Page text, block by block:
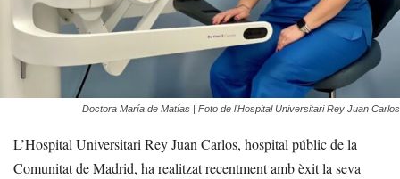
Doctora María de Matías | Foto de l'Hospital Universitari Rey Juan Carlos
L’Hospital Universitari Rey Juan Carlos, hospital públic de la
Comunitat de Madrid, ha realitzat recentment amb èxit la seva